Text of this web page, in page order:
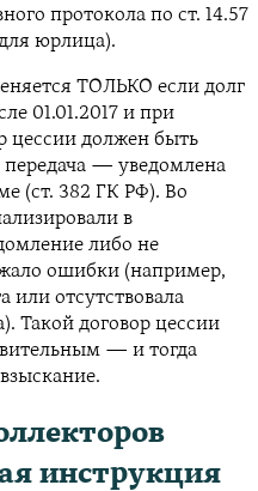
протокола по ст. 14.57
юрлица).
ТОЛЬКО если долг
01.01.2017 и при
цессии должен быть
— уведомлена
(ст. 382 ГК РФ). Во
в
либо не
ошибки (например,
или отсутствовала
Такой договор цессии
— и тогда
инструкция